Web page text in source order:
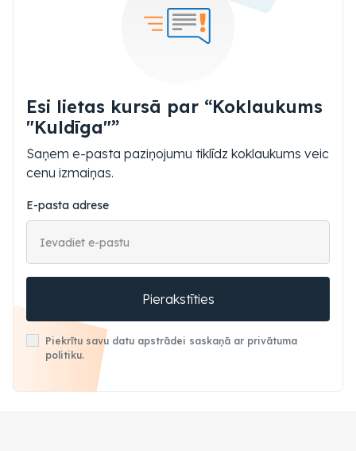
Esi lietas kursā par “Koklaukums
"Kuldīga"”
Saņem e-pasta paziņojumu tiklīdz koklaukums veic
cenu izmaiņas.
E-pasta adrese
Pierakstīties
Piekrītu savu datu apstrādei saskaņā ar privātuma
politiku.